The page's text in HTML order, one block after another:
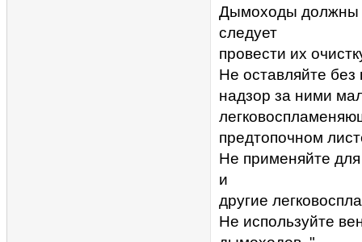
Дымоходы должны
следует
провести их
Не оставляйте
надзор за ними
предтопочном
Не применяйте
и
другие
Не используйте